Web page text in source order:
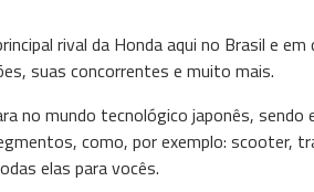
rival da Honda aqui no Brasil e
suas concorrentes e muito mais.
no mundo tecnológico japonês,
como, por exemplo: scooter,
elas para vocês.